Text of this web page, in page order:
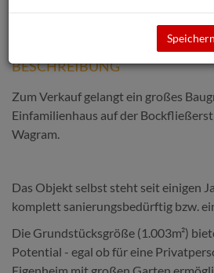
BESCHREIBUNG
Zum Verkauf gelangt ein großes
Einfamilienhaus auf der
Wagram.
Das Objekt selbst steht seit einigen
komplett sanierungsbedürftig bzw.
Die Grundstücksgröße (1.003m²)
Potential - egal ob für eine
Speichern